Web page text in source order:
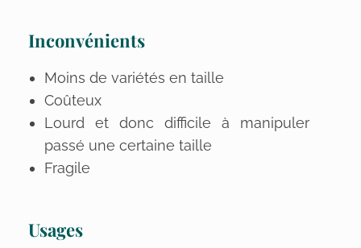
Inconvénients
Moins de variétés en taille
Coûteux
Lourd et donc difficile à manipuler
passé une certaine taille
Fragile
Usages